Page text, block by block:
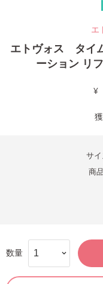
エ
エトヴォス タイ
ーション リ
サイ
商
数量